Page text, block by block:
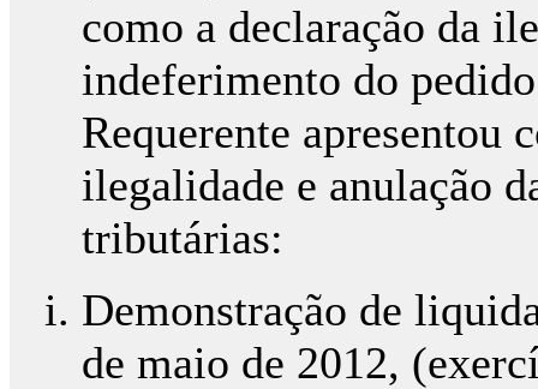
como a declaração da
indeferimento do
Requerente apresentou
ilegalidade e anulação
tributárias:
Demonstração de
de maio de 2012,